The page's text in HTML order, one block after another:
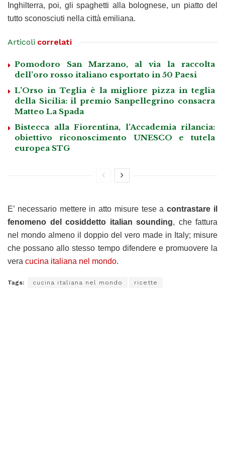
Inghilterra, poi, gli spaghetti alla bolognese, un piatto del
tutto sconosciuti nella città emiliana.
Articoli correlati
Pomodoro San Marzano, al via la raccolta
dell’oro rosso italiano esportato in 50 Paesi
L’Orso in Teglia è la migliore pizza in teglia
della Sicilia: il premio Sanpellegrino consacra
Matteo La Spada
Bistecca alla Fiorentina, l’Accademia rilancia:
obiettivo riconoscimento UNESCO e tutela
europea STG
E’ necessario mettere in atto misure tese acontrastare il
fenomeno del cosiddetto italian sounding, che fattura
nel mondo almeno il doppio del vero made in Italy; misure
che possano allo stesso tempo difendere e promuovere la
vera cucina italiana nel mondo.
Tags: cucina italiana nel mondo ricette